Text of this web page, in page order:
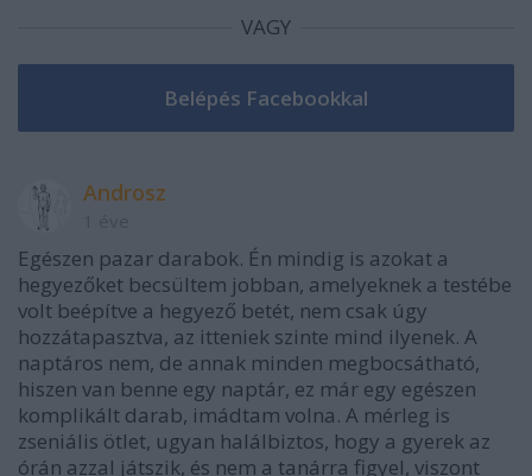
VAGY
Androsz
Egészen pazar darabok. Én mindig is azokat a
hegyezőket becsültem jobban, amelyeknek a testébe
volt beépítve a hegyező betét, nem csak úgy
hozzátapasztva, az itteniek szinte mind ilyenek. A
naptáros nem, de annak minden megbocsátható,
hiszen van benne egy naptár, ez már egy egészen
komplikált darab, imádtam volna. A mérleg is
zseniális ötlet, ugyan halálbiztos, hogy a gyerek az
órán azzal játszik, és nem a tanárra figyel, viszont